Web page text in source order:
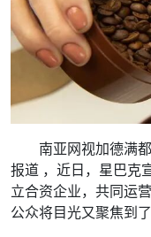
南亚网视加德满
报道 ，近日，星巴克
立合资企业，共同运
公众将目光又聚焦到了